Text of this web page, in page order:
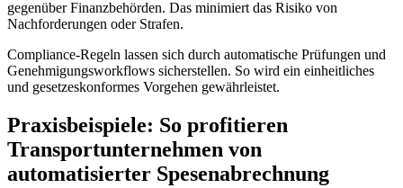
gegenüber Finanzbehörden. Das minimiert das Risiko von
Nachforderungen oder Strafen.
Compliance-Regeln lassen sich durch automatische Prüfungen und
Genehmigungsworkflows sicherstellen. So wird ein einheitliches
und gesetzeskonformes Vorgehen gewährleistet.
Praxisbeispiele: So profitieren
Transportunternehmen von
automatisierter Spesenabrechnung